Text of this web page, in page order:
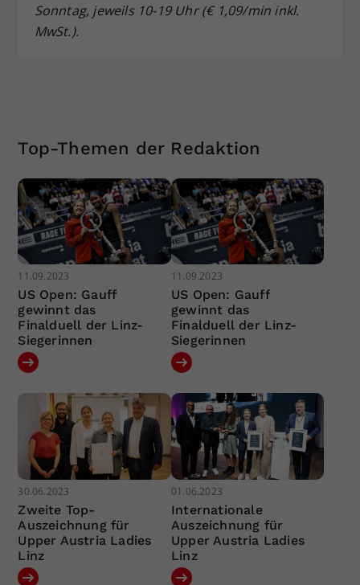
Sonntag, jeweils 10-19 Uhr (€ 1,09/min inkl.
MwSt.).
Top-Themen der Redaktion
11.09.2023
US Open: Gauff
gewinnt das
Finalduell der Linz-
Siegerinnen
11.09.2023
US Open: Gauff
gewinnt das
Finalduell der Linz-
Siegerinnen
30.06.2023
Zweite Top-
Auszeichnung für
Upper Austria Ladies
Linz
01.06.2023
Internationale
Auszeichnung für
Upper Austria Ladies
Linz